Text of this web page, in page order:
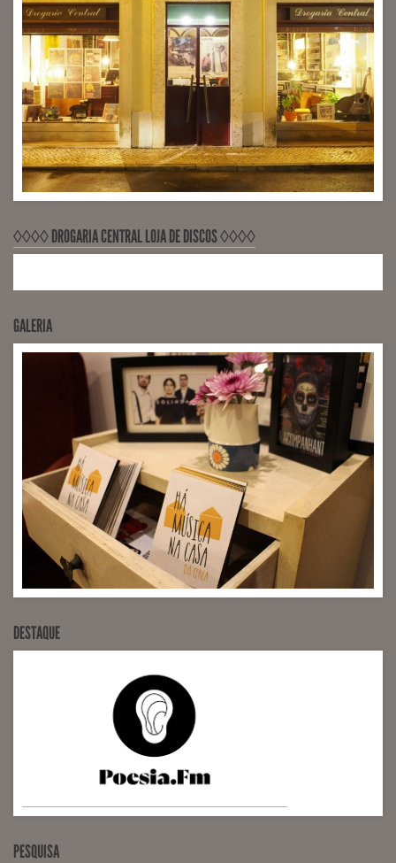
◊◊◊◊ DROGARIA CENTRAL LOJA DE DISCOS ◊◊◊◊
GALERIA
DESTAQUE
PESQUISA